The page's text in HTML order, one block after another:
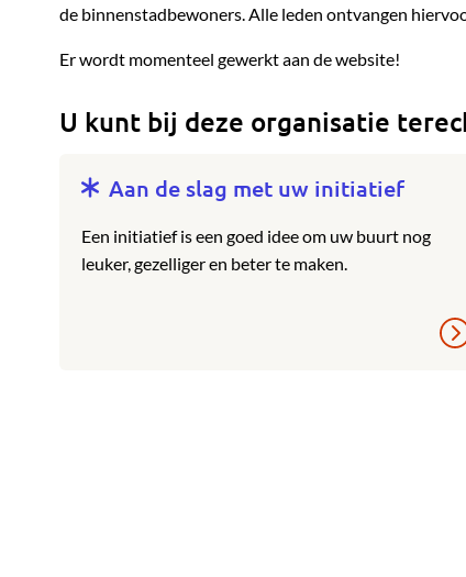
de binnenstadbewoners. Alle leden ontvangen
Er wordt momenteel gewerkt aan de website!
U kunt bij deze organisatie
Aan de slag met uw initiatief
Een initiatief is een goed idee om uw buurt nog
leuker, gezelliger en beter te maken.